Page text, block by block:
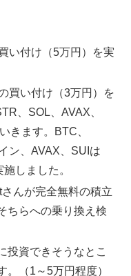
い付け（5万円）を実
買い付け（3万円）を
、SOL、AVAX、
きます。BTC、
ン、AVAX、SUIは
しました。
んが完全無料の積立
ちらへの乗り換え検
投資できそうなとこ
。（1～5万円程度）